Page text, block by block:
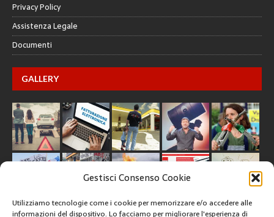
Gestisci Consenso Cookie
Utilizziamo tecnologie come i cookie per memorizzare e/o accedere alle
informazioni del dispositivo. Lo facciamo per migliorare l'esperienza di
Privacy Policy
Assistenza Legale
Documenti
GALLERY